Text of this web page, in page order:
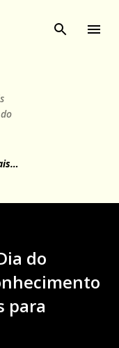
do
para